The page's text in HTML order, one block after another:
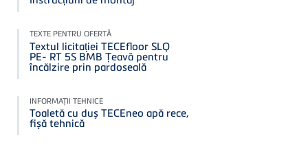
TEXTE PENTRU OFERTĂ
Textul licitației TECEfloor SLQ
PE- RT 5S BMB Țeavă pentru
încălzire prin pardoseală
INFORMAŢII TEHNICE
Toaletă cu duș TECEneo apă rece,
fișă tehnică